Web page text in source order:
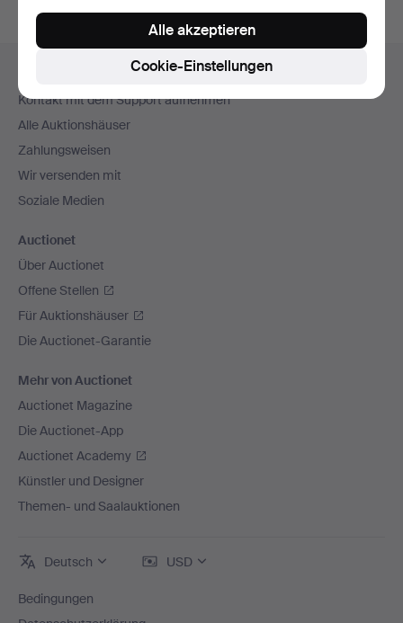
Fußzeilen-
Navigation
Kontakt mit dem Support aufnehmen
Alle Auktionshäuser
Zahlungsweisen
Wir versenden mit
Soziale Medien
Auctionet
Über Auctionet
Offene Stellen
Für Auktionshäuser
Die Auctionet-Garantie
Mehr von Auctionet
Auctionet Magazine
Die Auctionet-App
Auctionet Academy
Künstler und Designer
Themen- und Saalauktionen
Deutsch USD
Bedingungen
Cookie-Einstellungen
Alle akzeptieren